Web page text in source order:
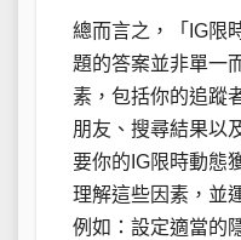
總而言之，「IG限
題的答案並非單一
素，包括你的追蹤
朋友、搜尋結果以
要你的IG限時動態
理解這些因素，並
例如：設定適當的